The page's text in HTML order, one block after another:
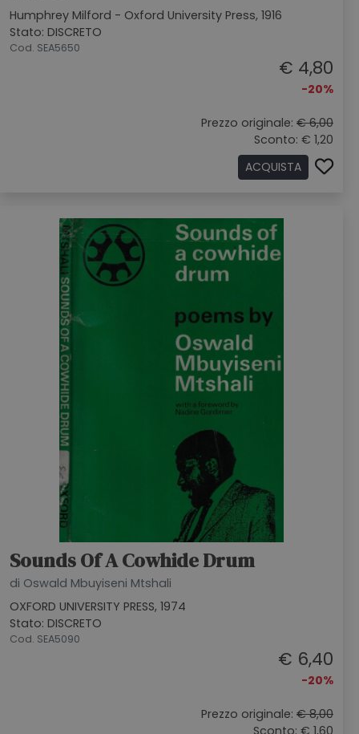
Humphrey Milford - Oxford University Press, 1916
Stato: DISCRETO
Cod. SEA5650
€ 4,80
-20%
Prezzo originale: € 6,00
Sconto: € 1,20
ACQUISTA
Sounds Of A Cowhide Drum
di Oswald Mbuyiseni Mtshali
OXFORD UNIVERSITY PRESS, 1974
Stato: DISCRETO
Cod. SEA5090
€ 6,40
-20%
Prezzo originale: € 8,00
Sconto: € 1,60